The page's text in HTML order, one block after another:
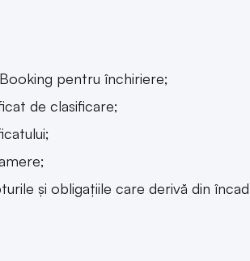
pentru închiriere;
de clasificare;
și obligațiile care derivă din